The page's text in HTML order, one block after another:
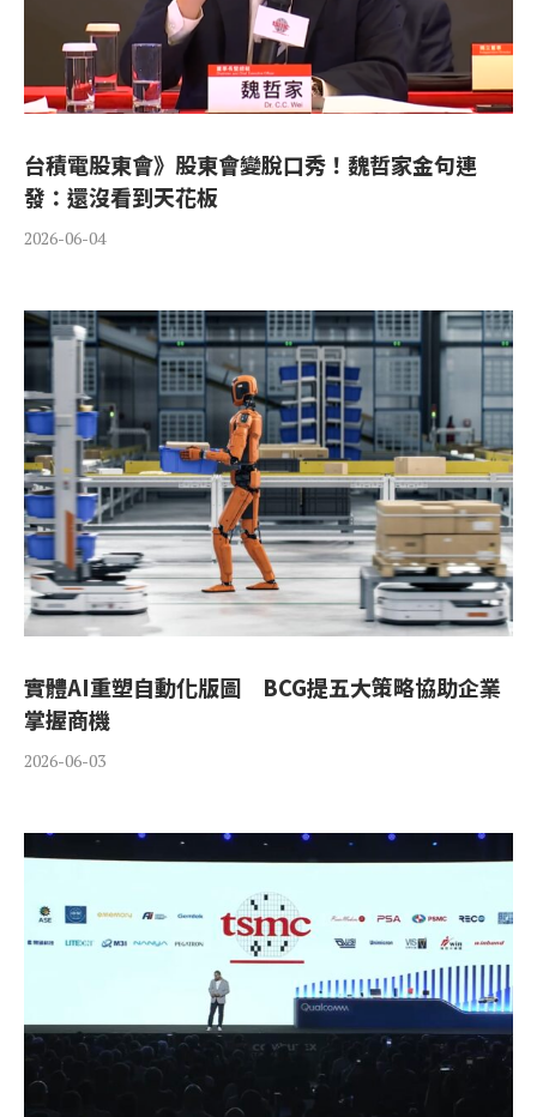
台積電股東會》股東會變脫口秀！魏哲家金句連
發：還沒看到天花板
2026-06-04
實體AI重塑自動化版圖 BCG提五大策略協助企業
掌握商機
2026-06-03